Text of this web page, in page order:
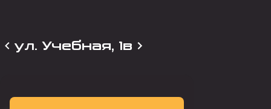
ул. Учебная, 1в